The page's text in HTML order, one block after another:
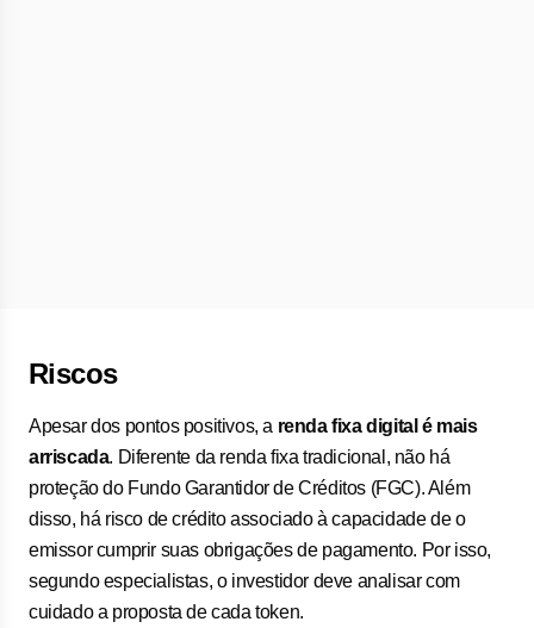
Riscos
Apesar dos pontos positivos, a renda fixa digital é mais
arriscada. Diferente da renda fixa tradicional, não há
proteção do Fundo Garantidor de Créditos (FGC). Além
disso, há risco de crédito associado à capacidade de o
emissor cumprir suas obrigações de pagamento. Por isso,
segundo especialistas, o investidor deve analisar com
cuidado a proposta de cada token.